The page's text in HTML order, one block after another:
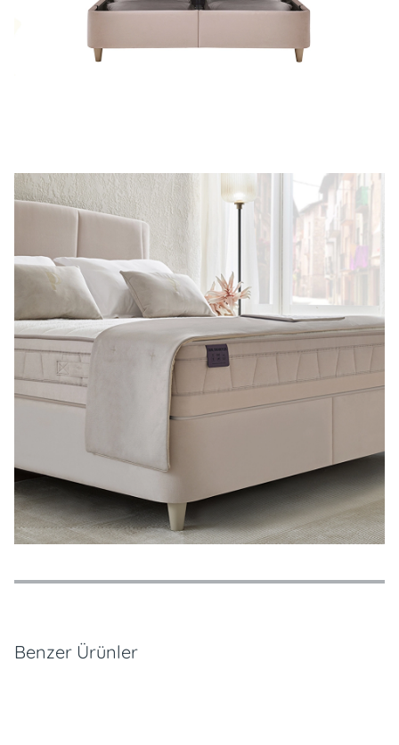
Özellikler
Ödeme Seçenekleri
Teslimat ve İade Koşulları
Benzer Ürünler